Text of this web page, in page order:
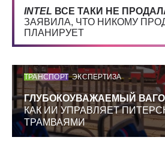
INTEL ВСЕ ТАКИ НЕ
ЗАЯВИЛА, ЧТО НИКОМУ
ПЛАНИРУЕТ
ТРАНСПОРТ ЭКСПЕРТИЗА
ГЛУБОКОУВАЖАЕМЫЙ
КАК ИИ УПРАВЛЯЕТ
ТРАМВАЯМИ